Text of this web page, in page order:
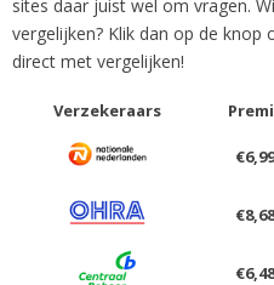
sites daar juist wel om vragen.
vergelijken? Klik dan op de knop
direct met vergelijken!
Verzekeraars
€6,99
€8,68
€6,48